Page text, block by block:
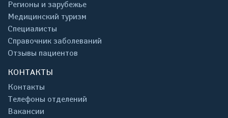
Регионы и зарубежье
Медицинский туризм
Специалисты
Справочник заболеваний
Отзывы пациентов
КОНТАКТЫ
Контакты
Телефоны отделений
Вакансии